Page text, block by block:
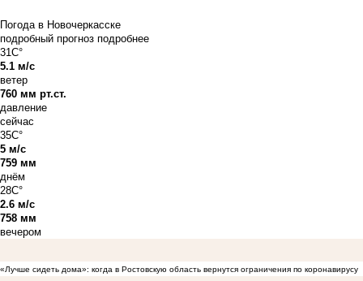
Погода в Новочеркасске
подробный прогноз подробнее
31C°
5.1 м/с
ветер
760 мм рт.ст.
давление
сейчас
35C°
5 м/с
759 мм
днём
28C°
2.6 м/с
758 мм
вечером
«Лучше сидеть дома»: когда в Ростовскую область вернутся ограничения по коронавирусу